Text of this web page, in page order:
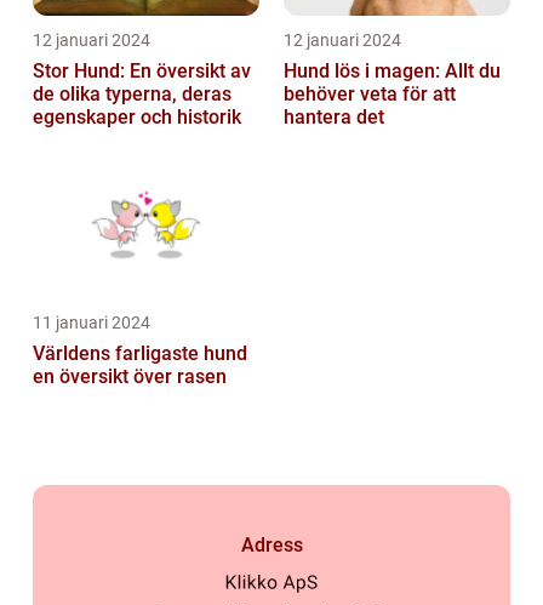
12 januari 2024
Stor Hund: En översikt av
de olika typerna, deras
egenskaper och historik
12 januari 2024
Hund lös i magen: Allt du
behöver veta för att
hantera det
11 januari 2024
Världens farligaste hund
en översikt över rasen
Adress